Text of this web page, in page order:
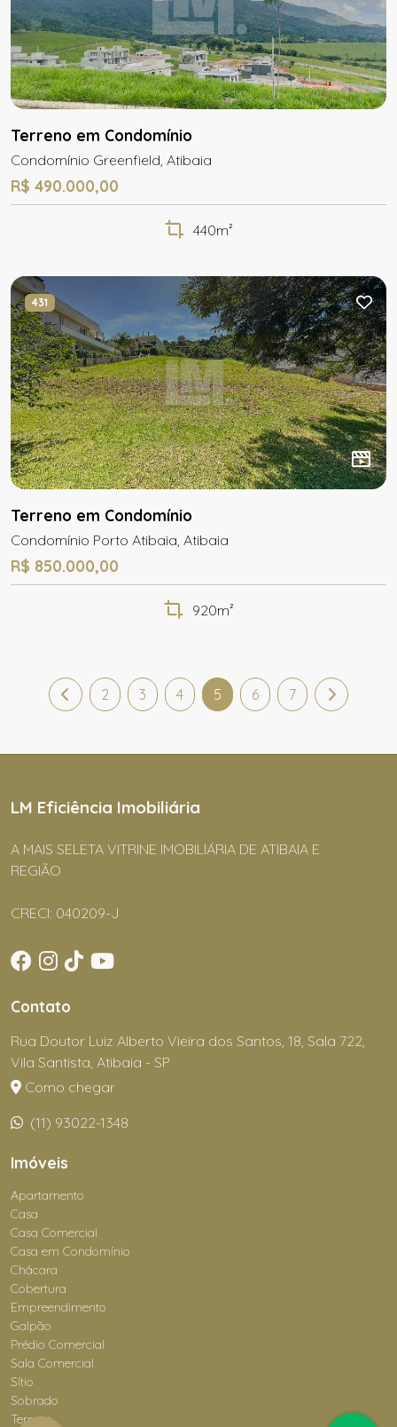
Terreno em Condomínio
Condomínio Greenfield, Atibaia
R$ 490.000,00
440m²
431
Terreno em Condomínio
Condomínio Porto Atibaia, Atibaia
R$ 850.000,00
920m²
2 3 4 5 6 7
LM Eficiência Imobiliária
A MAIS SELETA VITRINE IMOBILIÁRIA DE ATIBAIA E
REGIÃO
CRECI: 040209-J
Contato
Rua Doutor Luiz Alberto Vieira dos Santos, 18, Sala 722,
Vila Santista, Atibaia - SP
Como chegar
(11) 93022-1348
Imóveis
Apartamento
Casa
Casa Comercial
Casa em Condomínio
Chácara
Cobertura
Empreendimento
Galpão
Prédio Comercial
Sala Comercial
Sítio
Sobrado
Terreno